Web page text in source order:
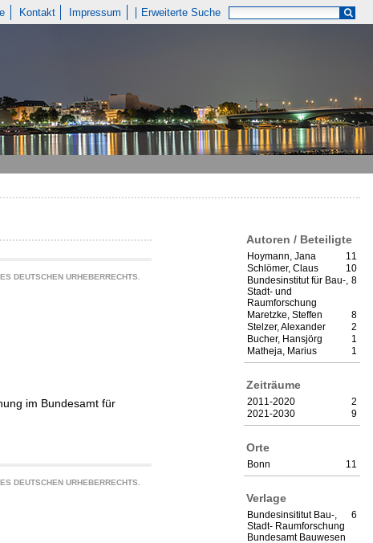
Kontakt Impressum Erweiterte Suche
Autoren / Beteiligte
11
Hoymann, Jana
10
Schlömer, Claus
8
Bundesinstitut für Bau-,
Stadt- und
Raumforschung
8
Maretzke, Steffen
2
Stelzer, Alexander
1
Bucher, Hansjörg
1
Matheja, Marius
Zeiträume
2
2011-2020
9
2021-2030
Orte
11
Bonn
Verlage
6
Bundesinsititut Bau-,
Stadt- Raumforschung
Bundesamt Bauwesen
DEUTSCHEN URHEBERRECHTS.
im Bundesamt für
DEUTSCHEN URHEBERRECHTS.